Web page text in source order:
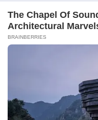
လေး.. စောက်
လား။ ပင်တီမှာ
ခံချင်လာပြီလ
မှ ရှင်းရာအ
ကို သတိရသည်
တော့။ ကာမစိ